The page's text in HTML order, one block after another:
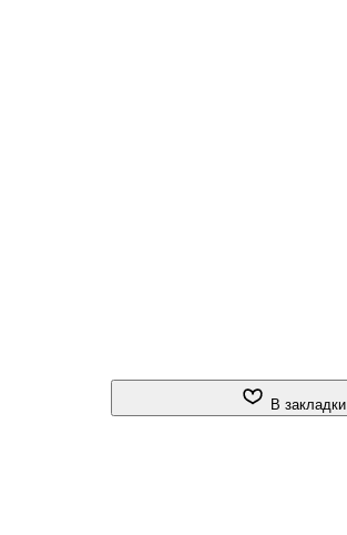
В закладки